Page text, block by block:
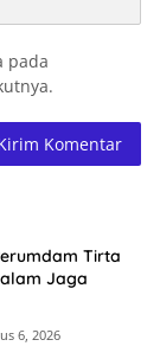
pada
Tirta
Jaga
6, 2026